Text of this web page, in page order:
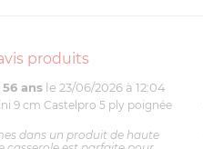
produits
ans le 23/06/2026 à 12:04
9 cm Castelpro 5 ply poignée
dans un produit de haute